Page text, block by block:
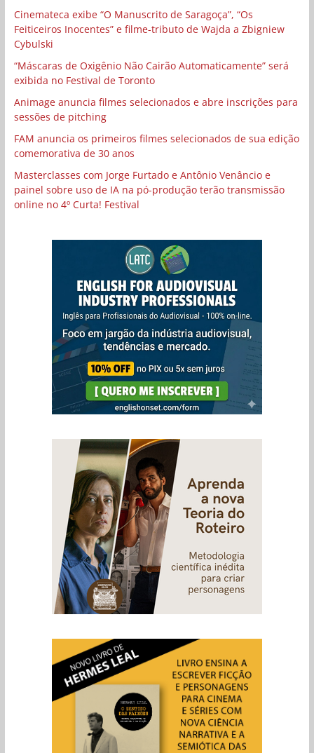
Cinemateca exibe “O Manuscrito de Saragoça”, “Os
Feiticeiros Inocentes” e filme-tributo de Wajda a Zbigniew
Cybulski
“Máscaras de Oxigênio Não Cairão Automaticamente” será
exibida no Festival de Toronto
Animage anuncia filmes selecionados e abre inscrições para
sessões de pitching
FAM anuncia os primeiros filmes selecionados de sua edição
comemorativa de 30 anos
Masterclasses com Jorge Furtado e Antônio Venâncio e
painel sobre uso de IA na pó-produção terão transmissão
online no 4º Curta! Festival